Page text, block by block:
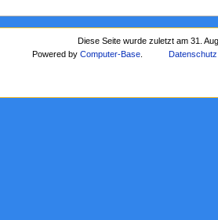
Diese Seite wurde zuletzt am 31.
Powered byComputer-Base Datenschutz